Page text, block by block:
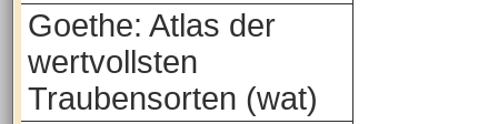
Goethe: Atlas der
wertvollsten
Traubensorten (wat)